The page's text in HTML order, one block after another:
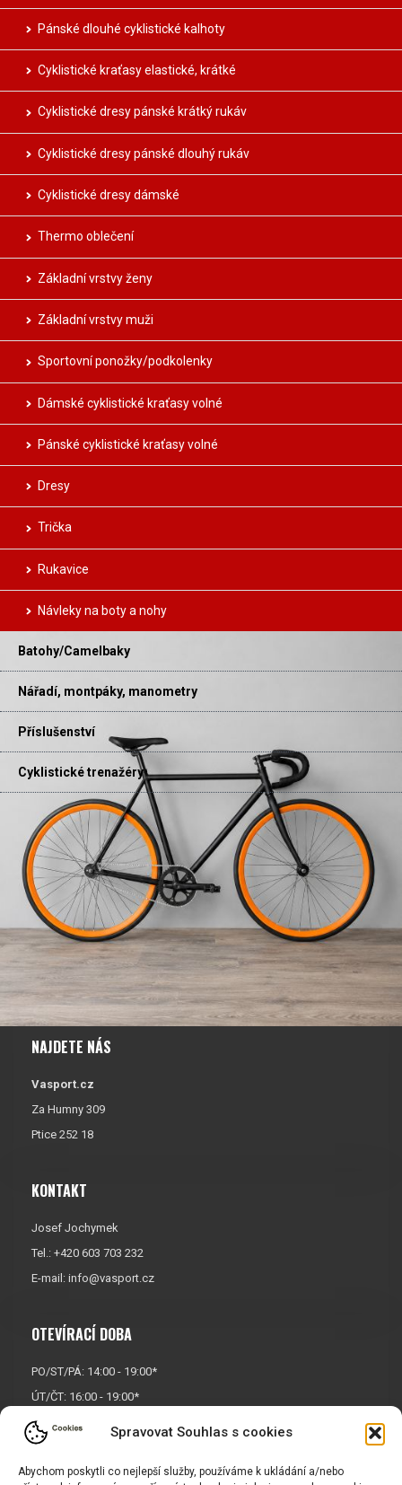
Spravovat Souhlas s cookies
Abychom poskytli co nejlepší služby, používáme k ukládání a/nebo
Pánské dlouhé cyklistické kalhoty
Cyklistické kraťasy elastické, krátké
Cyklistické dresy pánské krátký rukáv
Cyklistické dresy pánské dlouhý rukáv
Cyklistické dresy dámské
Thermo oblečení
Základní vrstvy ženy
Základní vrstvy muži
Sportovní ponožky/podkolenky
Dámské cyklistické kraťasy volné
Pánské cyklistické kraťasy volné
Dresy
Trička
Rukavice
Návleky na boty a nohy
Batohy/Camelbaky
Nářadí, montpáky, manometry
Příslušenství
Cyklistické trenažéry
NAJDETE NÁS
Vasport.cz
Za Humny 309
Ptice 252 18
KONTAKT
Josef Jochymek
Tel.: +420 603 703 232
E-mail: info@vasport.cz
OTEVÍRACÍ DOBA
PO/ST/PÁ: 14:00 - 19:00*
ÚT/ČT: 16:00 - 19:00*
Sobota: 9:00 - 17:00*
Neděle:
* Říjen, listopad a prosinec